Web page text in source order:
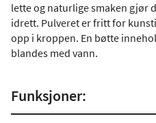
lette og naturlige smaken gjør
idrett. Pulveret er fritt for
opp i kroppen. En bøtte
blandes med vann.
Funksjoner: